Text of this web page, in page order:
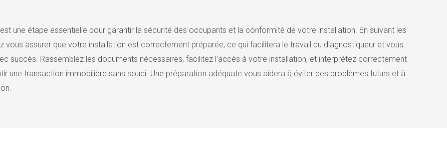
une étape essentielle pour garantir la sécurité des occupants et la conformité de votre installation. En suivant les
vous assurer que votre installation est correctement préparée, ce qui facilitera le travail du diagnostiqueur et vous
succès. Rassemblez les documents nécessaires, facilitez l’accès à votre installation, et interprétez correctement
une transaction immobilière sans souci. Une préparation adéquate vous aidera à éviter des problèmes futurs et à